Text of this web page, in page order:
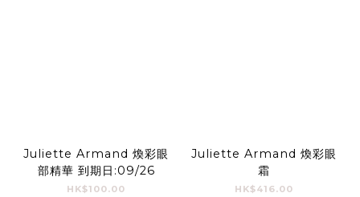
Juliette Armand 煥彩眼
部精華 到期日:09/26
HK$100.00
Juliette Armand 煥彩眼
霜
HK$416.00